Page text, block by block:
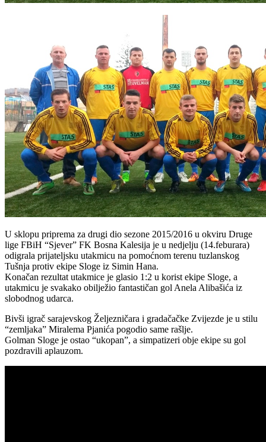
U sklopu priprema za drugi dio sezone 2015/2016 u okviru Druge
lige FBiH “Sjever” FK Bosna Kalesija je u nedjelju (14.feburara)
odigrala prijateljsku utakmicu na pomoćnom terenu tuzlanskog
Tušnja protiv ekipe Sloge iz Simin Hana.
Konačan rezultat utakmice je glasio 1:2 u korist ekipe Sloge, a
utakmicu je svakako obilježio fantastičan gol Anela Alibašića iz
slobodnog udarca.
Bivši igrač sarajevskog Željezničara i gradačačke Zvijezde je u stilu
“zemljaka” Miralema Pjanića pogodio same rašlje.
Golman Sloge je ostao “ukopan”, a simpatizeri obje ekipe su gol
pozdravili aplauzom.